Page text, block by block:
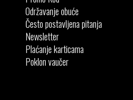
Održavanje obuće
Često postavljena pitanja
Newsletter
Plaćanje karticama
Poklon vaučer